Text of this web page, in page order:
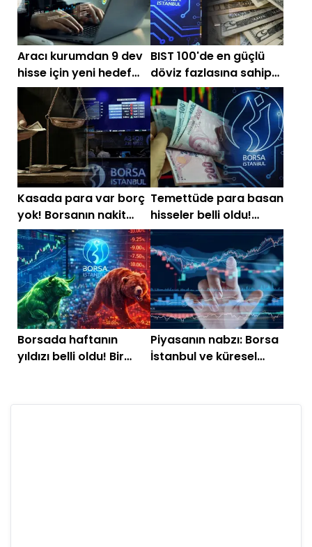
Aracı kurumdan 9 dev
hisse için yeni hedef
fiyat!
BIST 100'de en güçlü
döviz fazlasına sahip
10 hisse
Kasada para var borç
yok! Borsanın nakit
zengini hisseleri
Temettüde para basan
hisseler belli oldu!
Zirvede sürpriz isim
Borsada haftanın
yıldızı belli oldu! Bir
Piyasanın nabzı: Borsa
İstanbul ve küresel